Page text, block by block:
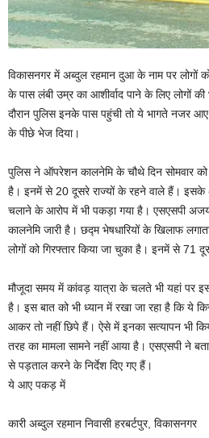
विकासनगर में अब्दुल रहमान दुआ के नाम पर लोगों
के पास लंबी उम्र का आशीर्वाद पाने के लिए लोगों
दौरान पुलिस इनके पास पहुंची तो ये भागते नजर
के पीछे भेज दिया।
पुलिस ने ऑपरेशन कालनेमि के चौथे दिन सोमवार को
है। इनमें से 20 दूसरे राज्यों के रहने वाले हैं। इसके
चलाने के आरोप में भी पकड़ा गया है। एसएसपी
कालनेमि जारी है। छद्म भेषधारियों के खिलाफ
लोगों को गिरफ्तार किया जा चुका है। इनमें से 71
मौजूदा समय में कांवड़ यात्रा के चलते भी यहां पर
है। इस बात को भी ध्यान में रखा जा रहा है कि ये
आकर तो नहीं छिपे हैं। ऐसे में इनका सत्यापन भी
तरह का मामला सामने नहीं आया है। एसएसपी ने
से पड़ताल करने के निर्देश दिए गए हैं।
ये आए पकड़ में
कारी अब्दुल रहमान निवासी हरबर्टपुर, विकासनगर